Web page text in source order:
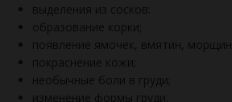
выделения из сосков:
образование корки;
появление ямочек, вмятин, морщин;
покраснение кожи;
необычные боли в груди;
изменение формы груди.